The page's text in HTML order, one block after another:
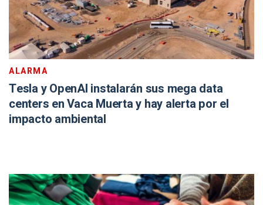
ALARMA
Tesla y OpenAI instalarán sus mega data
centers en Vaca Muerta y hay alerta por el
impacto ambiental